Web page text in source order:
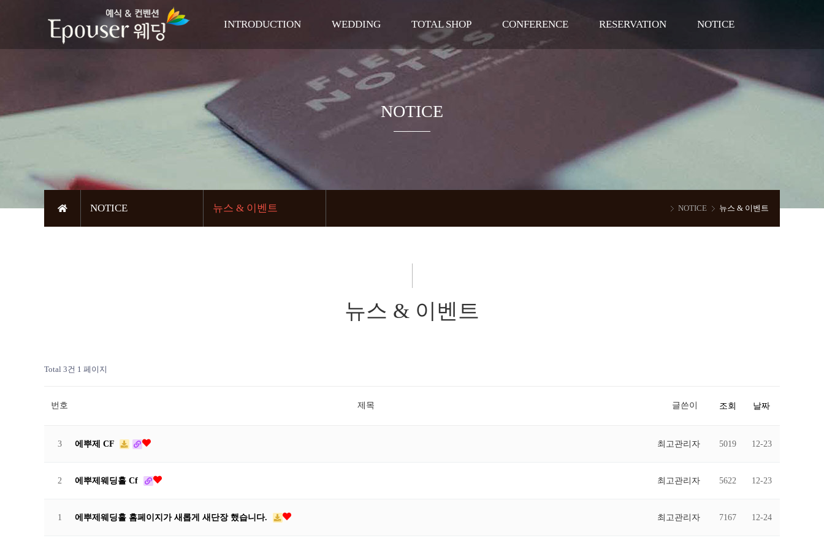
INTRODUCTION WEDDING
라벨르홀
펠리체홀
로비
라벨르 신부대기실
펠리체 신부대기실
TOTAL SHOP
BEAUTY
CONFERENCE RESERVATION NOTICE
웨딩준비자료
뉴스 & 이벤트
에뿌제웨딩홀 이야기
NOTICE 뉴스 & 이벤트 NOTICE 뉴스 & 이벤트
NOTICE
뉴스 & 이벤트
Total 3건 1 페이지
번호 제목 글쓴이 조회 날짜
3 에뿌제 CF 최고관리자 5019 12-23
2 에뿌제웨딩홀 Cf 최고관리자 5622 12-23
1 에뿌제웨딩홀 홈페이지가 새롭게 새단장 했습니다. 최고관리자 7167 12-24